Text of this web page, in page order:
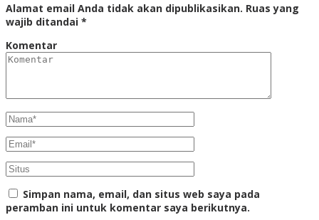
Alamat email Anda tidak akan dipublikasikan. Ruas yang
wajib ditandai *
Komentar
Simpan nama, email, dan situs web saya pada
peramban ini untuk komentar saya berikutnya.